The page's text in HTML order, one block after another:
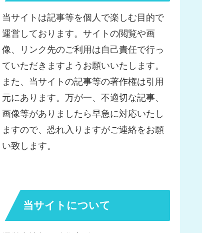
当サイトは記事等を個人で楽しむ目的で
運営しております。サイトの閲覧や画
像、リンク先のご利用は自己責任で行っ
ていただきますようお願いいたします。
また、当サイトの記事等の著作権は引用
元にあります。万が一、不適切な記事、
画像等がありましたら早急に対応いたし
ますので、恐れ入りますがご連絡をお願
い致します。
当サイトについて